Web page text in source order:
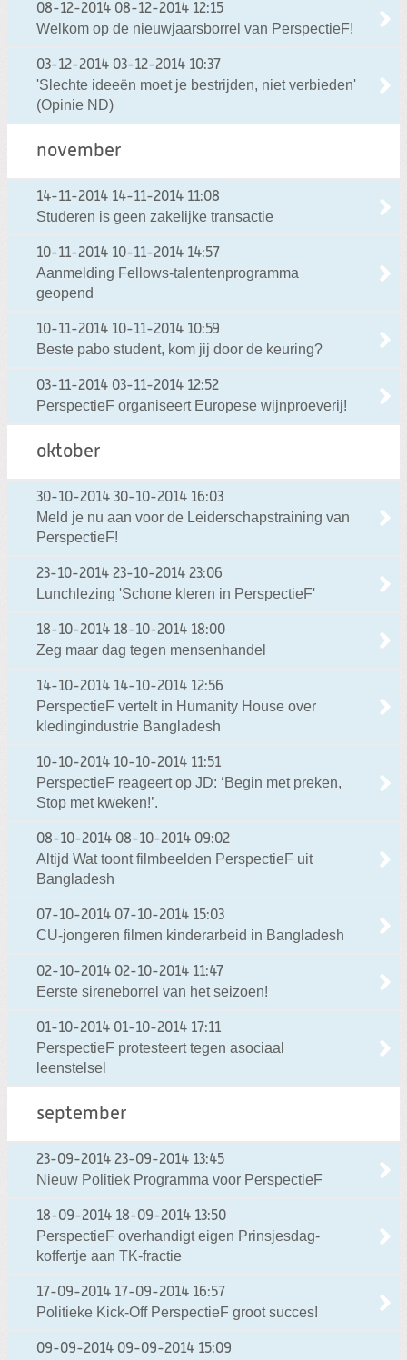
08-12-2014 08-12-2014 12:15
Welkom op de nieuwjaarsborrel van PerspectieF!
03-12-2014 03-12-2014 10:37
'Slechte ideeën moet je bestrijden, niet verbieden'
(Opinie ND)
november
14-11-2014 14-11-2014 11:08
Studeren is geen zakelijke transactie
10-11-2014 10-11-2014 14:57
Aanmelding Fellows-talentenprogramma
geopend
10-11-2014 10-11-2014 10:59
Beste pabo student, kom jij door de keuring?
03-11-2014 03-11-2014 12:52
PerspectieF organiseert Europese wijnproeverij!
oktober
30-10-2014 30-10-2014 16:03
Meld je nu aan voor de Leiderschapstraining van
PerspectieF!
23-10-2014 23-10-2014 23:06
Lunchlezing 'Schone kleren in PerspectieF'
18-10-2014 18-10-2014 18:00
Zeg maar dag tegen mensenhandel
14-10-2014 14-10-2014 12:56
PerspectieF vertelt in Humanity House over
kledingindustrie Bangladesh
10-10-2014 10-10-2014 11:51
PerspectieF reageert op JD: ‘Begin met preken,
Stop met kweken!’.
08-10-2014 08-10-2014 09:02
Altijd Wat toont filmbeelden PerspectieF uit
Bangladesh
07-10-2014 07-10-2014 15:03
CU-jongeren filmen kinderarbeid in Bangladesh
02-10-2014 02-10-2014 11:47
Eerste sireneborrel van het seizoen!
01-10-2014 01-10-2014 17:11
PerspectieF protesteert tegen asociaal
leenstelsel
september
23-09-2014 23-09-2014 13:45
Nieuw Politiek Programma voor PerspectieF
18-09-2014 18-09-2014 13:50
PerspectieF overhandigt eigen Prinsjesdag-
koffertje aan TK-fractie
17-09-2014 17-09-2014 16:57
Politieke Kick-Off PerspectieF groot succes!
09-09-2014 09-09-2014 15:09